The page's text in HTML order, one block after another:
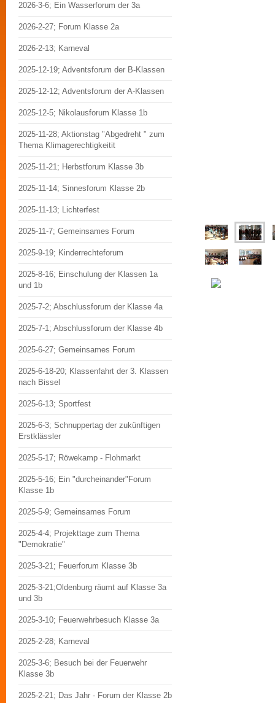
2026-3-6; Ein Wasserforum der 3a
2026-2-27; Forum Klasse 2a
2026-2-13; Karneval
2025-12-19; Adventsforum der B-Klassen
2025-12-12; Adventsforum der A-Klassen
2025-12-5; Nikolausforum Klasse 1b
2025-11-28; Aktionstag "Abgedreht " zum
Thema Klimagerechtigkeitit
2025-11-21; Herbstforum Klasse 3b
2025-11-14; Sinnesforum Klasse 2b
2025-11-13; Lichterfest
2025-11-7; Gemeinsames Forum
2025-9-19; Kinderrechteforum
2025-8-16; Einschulung der Klassen 1a
und 1b
2025-7-2; Abschlussforum der Klasse 4a
2025-7-1; Abschlussforum der Klasse 4b
2025-6-27; Gemeinsames Forum
2025-6-18-20; Klassenfahrt der 3. Klassen
nach Bissel
2025-6-13; Sportfest
2025-6-3; Schnuppertag der zukünftigen
Erstklässler
2025-5-17; Röwekamp - Flohmarkt
2025-5-16; Ein "durcheinander"Forum
Klasse 1b
2025-5-9; Gemeinsames Forum
2025-4-4; Projekttage zum Thema
"Demokratie"
2025-3-21; Feuerforum Klasse 3b
2025-3-21;Oldenburg räumt auf Klasse 3a
und 3b
2025-3-10; Feuerwehrbesuch Klasse 3a
2025-2-28; Karneval
2025-3-6; Besuch bei der Feuerwehr
Klasse 3b
2025-2-21; Das Jahr - Forum der Klasse 2b